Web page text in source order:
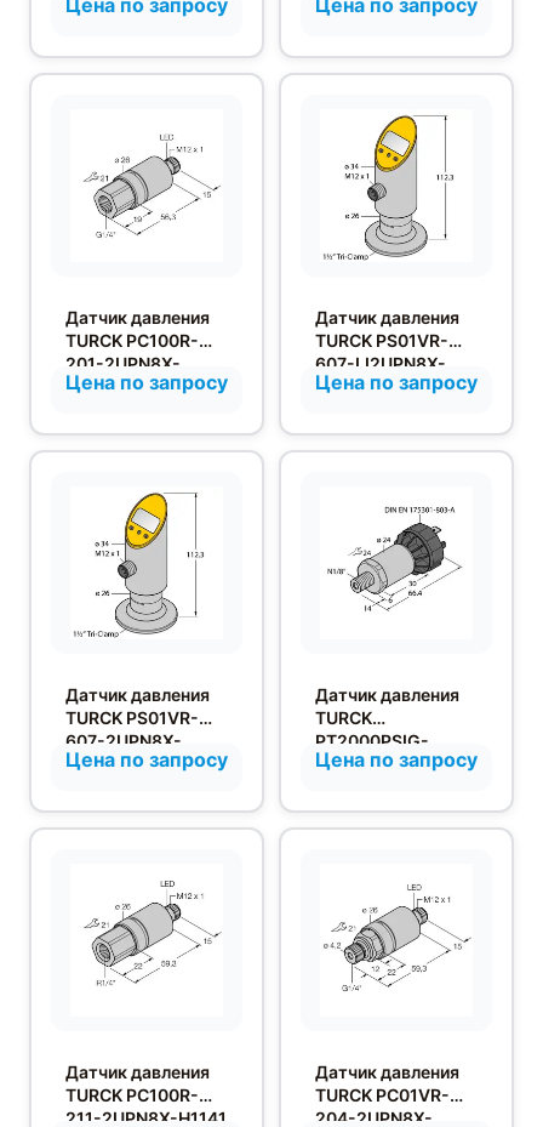
LIUP8X-H1141
H1141
Датчик давления
TURCK PC100R-
201-2UPN8X-
H1141
Цена по запросу
Датчик давления
TURCK PS01VR-
607-LI2UPN8X-
H1141
Цена по запросу
Датчик давления
TURCK PS01VR-
607-2UPN8X-
H1141
Цена по запросу
Датчик давления
TURCK
PT2000PSIG-
2014-I2-DA91/X
Цена по запросу
Датчик давления
TURCK PC100R-
211-2UPN8X-H1141
Датчик давления
TURCK PC01VR-
204-2UPN8X-